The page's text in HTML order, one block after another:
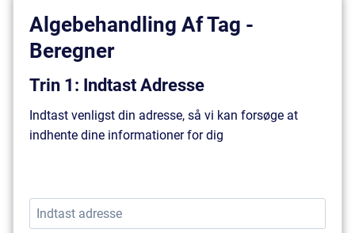
Algebehandling Af Tag -
Beregner
Trin 1: Indtast Adresse
Indtast venligst din adresse, så vi kan forsøge at
indhente dine informationer for dig